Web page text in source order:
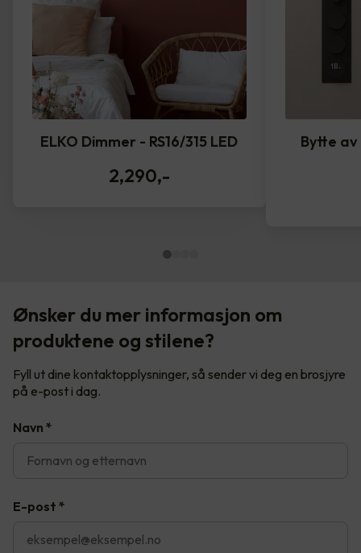
ELKO Dimmer - RS16/315 LED
2,290,-
Bytte
Ønsker du mer informasjon om
produktene og stilene?
Fyll ut dine kontaktopplysninger, så sender vi deg en brosjyre
på e-post i dag.
Navn *
E-post *